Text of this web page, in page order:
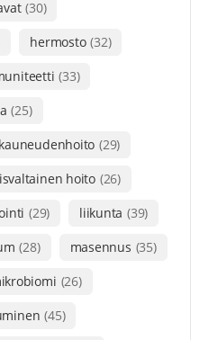
(30)
hermosto (32)
(33)
(25)
kauneudenhoito (29)
hoito (26)
(29) liikunta (39)
(28) masennus (35)
(26)
(45)